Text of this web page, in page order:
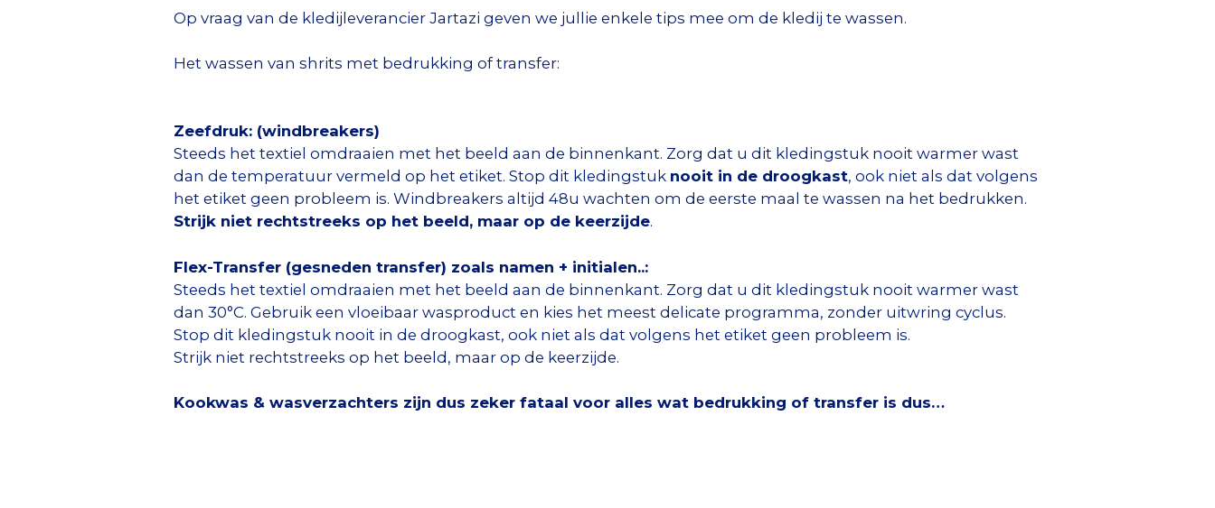
Op vraag van de kledijleverancier Jartazi geven we jullie enkele tips mee om de kledij te wassen.
Het wassen van shrits met bedrukking of transfer:
Zeefdruk: (windbreakers)
Steeds het textiel omdraaien met het beeld aan de binnenkant. Zorg dat u dit kledingstuk nooit warmer wast
dan de temperatuur vermeld op het etiket. Stop dit kledingstuk nooit in de droogkast, ook niet als dat volgens
het etiket geen probleem is. Windbreakers altijd 48u wachten om de eerste maal te wassen na het bedrukken.
Strijk niet rechtstreeks op het beeld, maar op de keerzijde.
Flex-Transfer (gesneden transfer) zoals namen + initialen..:
Steeds het textiel omdraaien met het beeld aan de binnenkant. Zorg dat u dit kledingstuk nooit warmer wast
dan 30°C. Gebruik een vloeibaar wasproduct en kies het meest delicate programma, zonder uitwring cyclus.
Stop dit kledingstuk nooit in de droogkast, ook niet als dat volgens het etiket geen probleem is.
Strijk niet rechtstreeks op het beeld, maar op de keerzijde.
Kookwas & wasverzachters zijn dus zeker fataal voor alles wat bedrukking of transfer is dus…